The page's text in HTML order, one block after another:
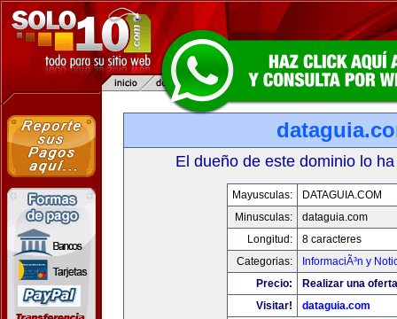
El dueño de este dominio lo
Mayusculas:
DATAGUIA.COM
Minusculas:
dataguia.com
Longitud:
8 caracteres
Categorias:
InformaciÃ³n y
Precio:
Realizar una
Visitar!
dataguia.com